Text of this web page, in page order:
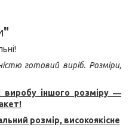
"
готовий виріб. Розміри,
виробу іншого розміру ―
розмір, високоякісне